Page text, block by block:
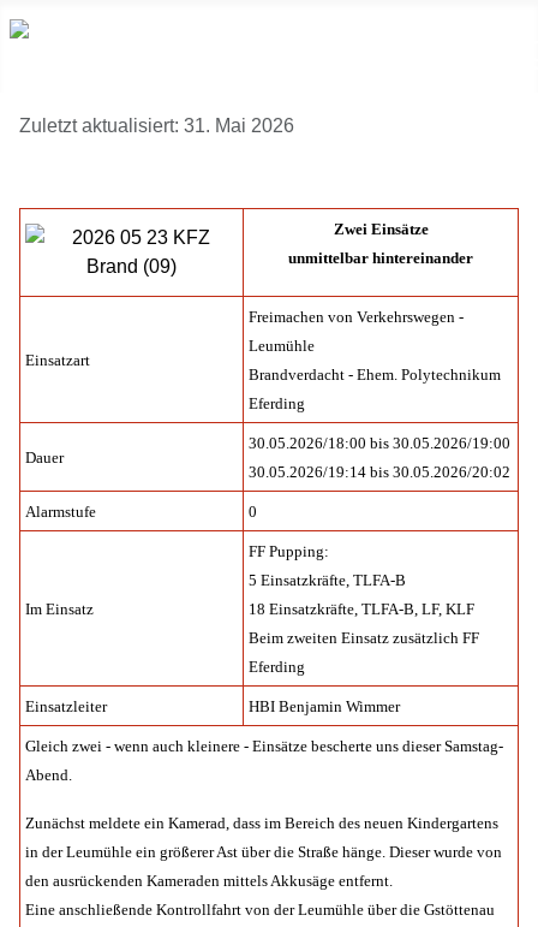
Zuletzt aktualisiert: 31. Mai 2026
Zwei Einsätze
unmittelbar hintereinander
Einsatzart
Freimachen von Verkehrswegen -
Leumühle
Brandverdacht - Ehem. Polytechnikum
Eferding
Dauer
30.05.2026/18:00 bis 30.05.2026/19:00
30.05.2026/19:14 bis 30.05.2026/20:02
Alarmstufe 0
Im Einsatz
FF Pupping:
5 Einsatzkräfte, TLFA-B
18 Einsatzkräfte, TLFA-B, LF, KLF
Beim zweiten Einsatz zusätzlich FF
Eferding
Einsatzleiter HBI Benjamin Wimmer
Gleich zwei - wenn auch kleinere - Einsätze bescherte uns dieser Samstag-
Abend.
Zunächst meldete ein Kamerad, dass im Bereich des neuen Kindergartens
in der Leumühle ein größerer Ast über die Straße hänge. Dieser wurde von
den ausrückenden Kameraden mittels Akkusäge entfernt.
Eine anschließende Kontrollfahrt von der Leumühle über die Gstöttenau